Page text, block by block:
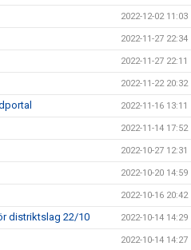
2022-12-02 11:03
2022-11-27 22:34
2022-11-27 22:11
2022-11-22 20:32
2022-11-16 13:11
2022-11-14 17:52
2022-10-27 12:31
2022-10-20 14:59
2022-10-16 20:42
distriktslag 22/10 2022-10-14 14:29
2022-10-14 14:27